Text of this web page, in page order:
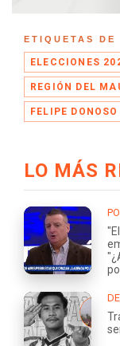
ETIQUETAS DE
ELECCIONES
REGIÓN DEL
FELIPE DONOSO
LO MÁS